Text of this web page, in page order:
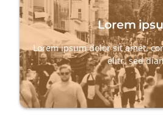
Lorem
Lorem ipsum dolor sit amet,
elitr, sed